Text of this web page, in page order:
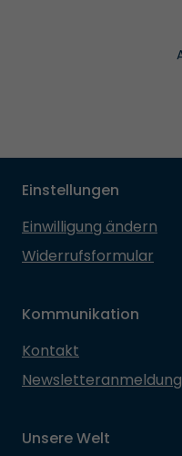
Einstellungen
Einwilligung ändern
Widerrufsformular
Kommunikation
Kontakt
Newsletteranmeldung
Unsere Welt